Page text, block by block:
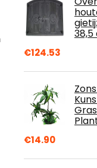
€124.53
€14.90